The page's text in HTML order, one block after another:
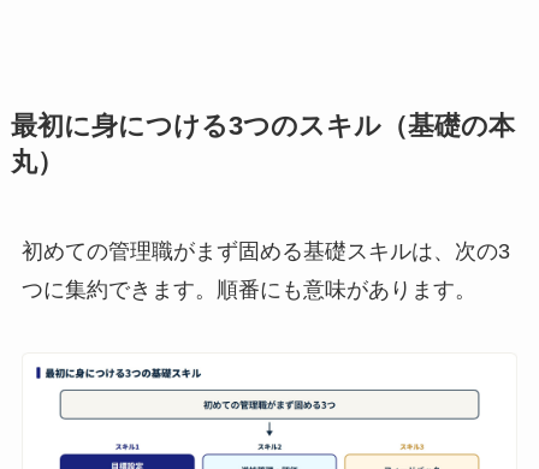
最初に身につける3つのスキル（基礎の本
丸）
初めての管理職がまず固める基礎スキルは、次の3
つに集約できます。順番にも意味があります。